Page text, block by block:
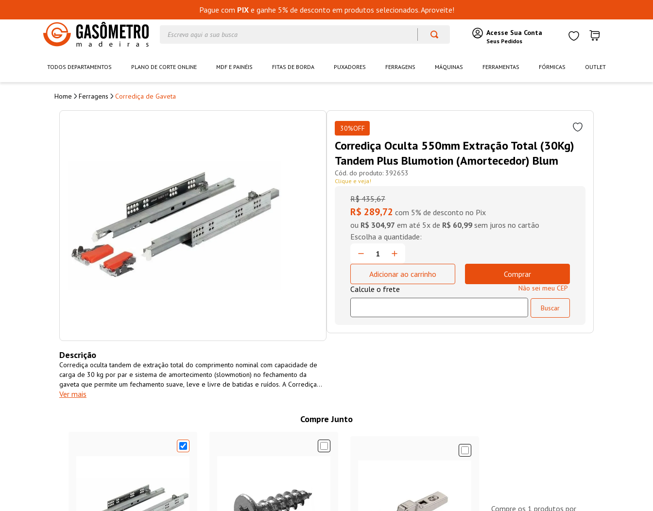
Pague com PIXe ganhe 5% de desconto em produtos selecionados. Aproveite!
TODOS DEPARTAMENTOS PLANO DE CORTE ONLINE MDF E PAINÉIS FITAS DE BORDA PUXADORES FERRAGENS MÁQUINAS FERRAMENTAS FÓRMICAS OUTLET
Ferragens Corrediça de Gaveta
Descrição
Corrediça oculta tandem de extração total do comprimento nominal com capacidade de
carga de 30 kg por par e sistema de amortecimento (slowmotion) no fechamento da
gaveta que permite um fechamento suave, leve e livre de batidas e ruídos. A Corrediça
Oculta Extração Total (30 Kg) 550mm Tandem Slowmotion (Amortecedor) Blum é ideal
Ver mais
30%OFF
Corrediça Oculta 550mm Extração Total (30Kg)
Tandem Plus Blumotion (Amortecedor) Blum
392653
Clique e veja!
R$ 435,67
R$ 289,72 com 5% de desconto no Pix
ou R$ 304,97 em até 5x de R$ 60,99 sem juros no cartão
Adicionar ao carrinho Comprar
Não sei meu CEP
Compre Junto
Compre os 1 produtos por